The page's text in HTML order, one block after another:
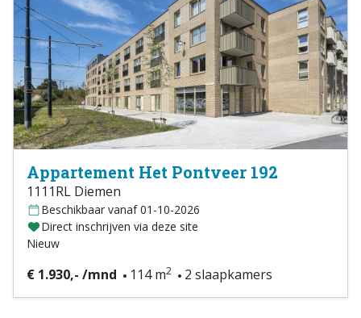
Appartement Het Pontveer 192
1111RL Diemen
Beschikbaar vanaf 01-10-2026
Direct inschrijven via deze site
Nieuw
€ 1.930,- /mnd 114 m2 2 slaapkamers